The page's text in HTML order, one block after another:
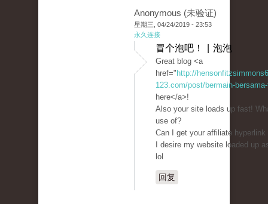
Anonymous (未验证)
星期三, 04/24/2019 - 23:53
永久连接
冒个泡吧！ | 泡泡
Great blog <a
href=" http://
123.com/post/bermain-
here</a>!
Also your site loads up fast!
use of?
Can I get your affiliate
I desire my website loaded up
lol
回复